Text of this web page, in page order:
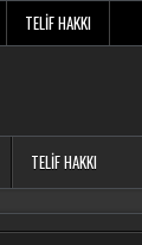
TELIF HAKKI
TELIF HAKKI